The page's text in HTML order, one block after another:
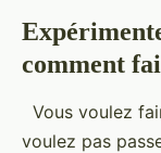
comment
Vous voulez
voulez pas